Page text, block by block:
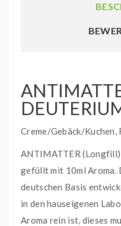
Creme/Gebäck/Kuchen,
ANTIMATTER
gefüllt mit 10ml Aroma.
deutschen Basis
in den hauseigenen
Aroma rein ist, dieses